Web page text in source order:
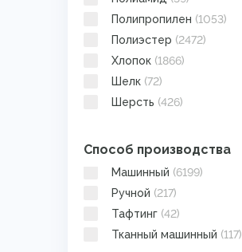
Полипропилен (1053)
Полиэстер (2472)
Хлопок (1866)
Шелк (72)
Шерсть (426)
Способ производства
Машинный (6199)
Ручной (217)
Тафтинг (42)
Тканный машинный (117)